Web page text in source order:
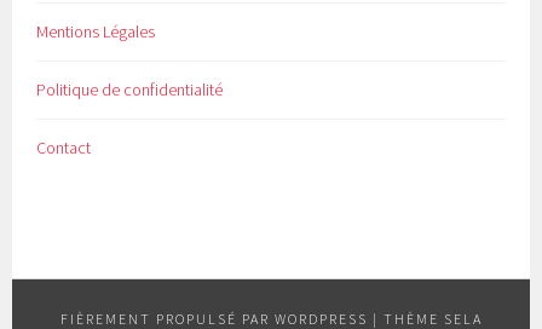
Mentions Légales
Politique de confidentialité
Contact
FIÈREMENT PROPULSÉ PAR WORDPRESS | THÈME SELA